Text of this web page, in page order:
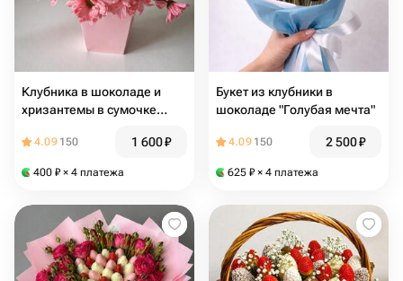
Клубника в шоколаде и
хризантемы в сумочке
4.09 150 1 600₽
400 ₽ × 4 платежа
Букет из клубники в
шоколаде "Голубая мечта"
4.09 150 2 500₽
625 ₽ × 4 платежа